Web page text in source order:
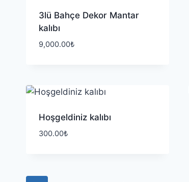
3lü Bahçe Dekor Mantar
kalıbı
9,000.00₺
Hoşgeldiniz kalıbı
300.00₺